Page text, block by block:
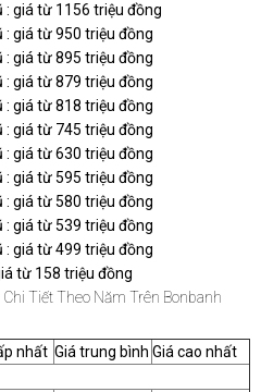
: giá từ 1156 triệu đồng
: giá từ 950 triệu đồng
: giá từ 895 triệu đồng
: giá từ 879 triệu đồng
: giá từ 818 triệu đồng
: giá từ 745 triệu đồng
: giá từ 630 triệu đồng
: giá từ 595 triệu đồng
: giá từ 580 triệu đồng
: giá từ 539 triệu đồng
: giá từ 499 triệu đồng
từ 158 triệu đồng
Tiết Theo Năm Trên Bonbanh
nhất Giá trung bình Giá cao nhất